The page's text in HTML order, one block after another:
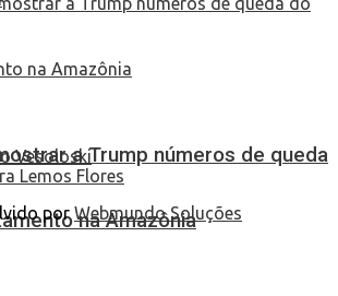
a Trump números de queda
na Amazônia
Vesoloski
Lemos Flores
por Webmundo Soluções